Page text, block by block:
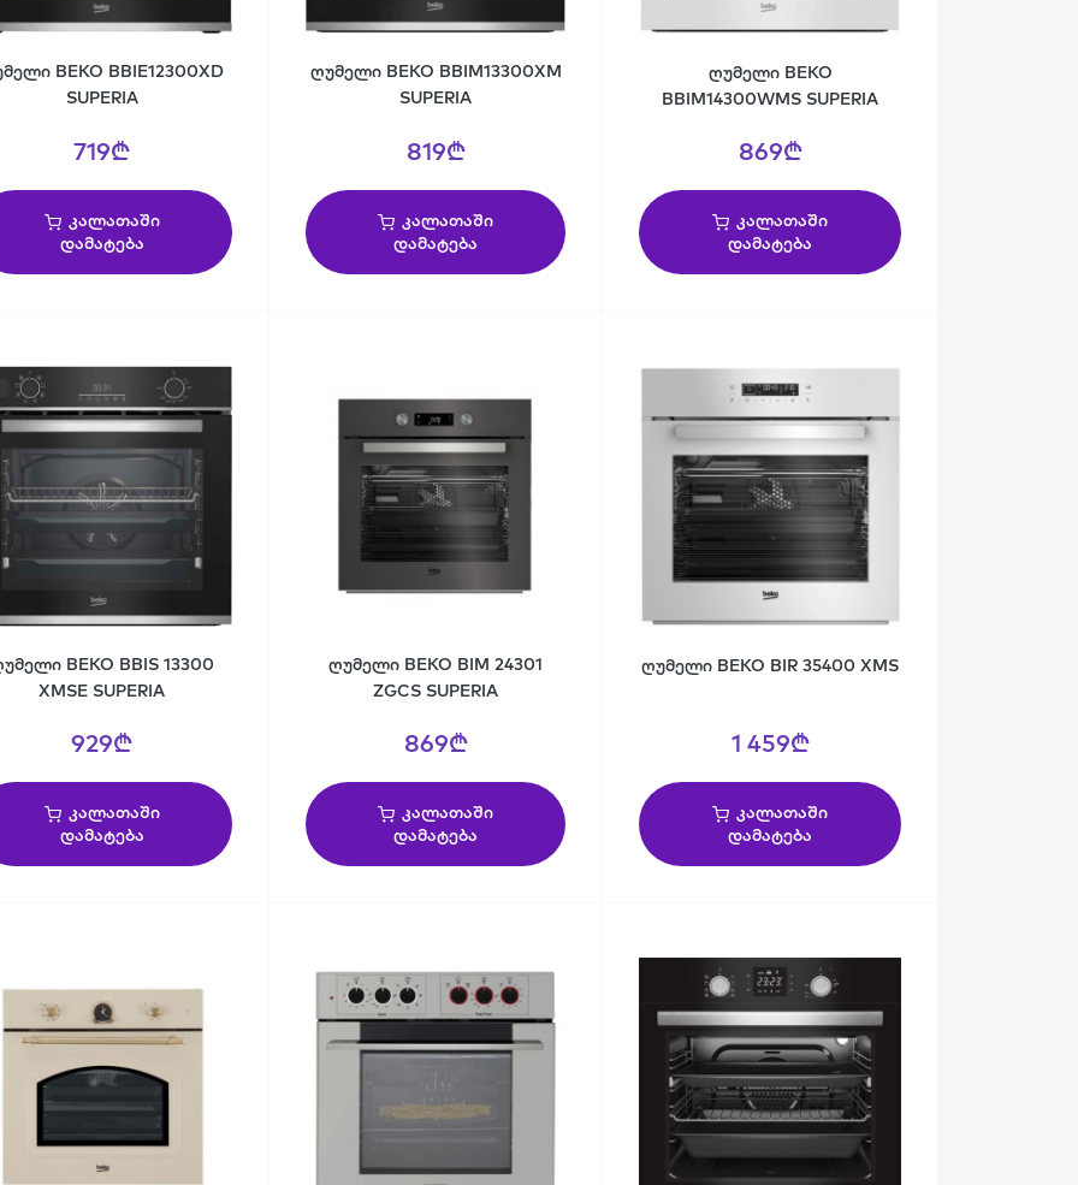
BEKO BBIE12300XD
SUPERIA
719₾
კალათაში
დამატება
ღუმელი BEKO BBIM13300XM
SUPERIA
819₾
კალათაში
დამატება
ღუმელი BEKO
BBIM14300WMS SUPERIA
869₾
კალათაში
დამატება
BEKO BBIS 13300
XMSE SUPERIA
929₾
კალათაში
დამატება
ღუმელი BEKO BIM 24301
ZGCS SUPERIA
869₾
კალათაში
დამატება
ღუმელი BEKO BIR 35400 XMS
1 459₾
კალათაში
დამატება